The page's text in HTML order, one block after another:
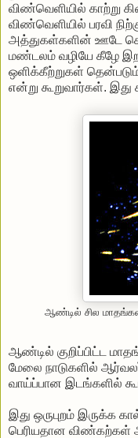
விண்வெளியில் காற்று
விண்வெளியில் பரவி
அத்துகள்களின் ஊடே
மண்டலம் வழியே கீழே
ஒளிக்கீற்றுகள்
என்று கூறுவார்கள்.
ஆண்டில் சில
ஆண்டில் குறிப்பிட்ட
மேலை நாடுகளில்
வாய்ப்பான இடங்களில்
இது ஒருபுறம் இருக்க
பெரியதான விண்கற்கள்